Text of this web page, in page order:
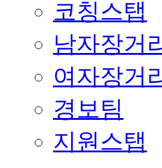
코칭스탭
남자장거
여자장거
경보팀
지원스탭